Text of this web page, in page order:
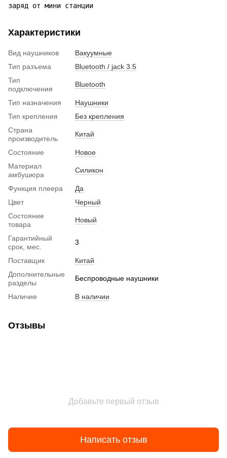
заряд от мини станции
Характеристики
Вид наушников
Вакуумные
Тип разъема
Bluetooth / jack 3.5
Тип
подключения
Bluetooth
Тип назначения
Наушники
Тип крепления
Без крепления
Страна
производитель
Китай
Состояние
Новое
Материал
амбушюра
Силикон
Функция плеера
Да
Цвет
Черный
Состояние
товара
Новый
Гарантийный
срок, мес.
3
Поставщик
Китай
Дополнительные
разделы
Беспроводные наушники
Наличие В наличии
Отзывы
Добавьте первый отзыв
Написать отзыв